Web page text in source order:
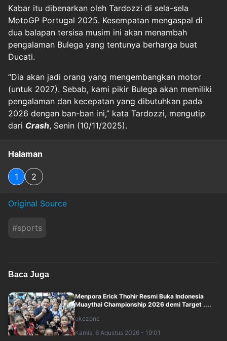
Kabar itu dibenarkan oleh Tardozzi di sela-sela
MotoGP Portugal 2025. Kesempatan mengaspal di
dua balapan tersisa musim ini akan menambah
pengalaman Bulega yang tentunya berharga buat
Ducati.
“Dia akan jadi orang yang mengembangkan motor
(untuk 2027). Sebab, kami pikir Bulega akan memiliki
pengalaman dan kecepatan yang dibutuhkan pada
2026 dengan ban-ban ini,” kata Tardozzi, mengutip
dari Crash, Senin (10/11/2025).
Halaman
1 2
Original Source
#sports
Baca Juga
Menpora Erick Thohir Resmi Buka Indonesia
Muaythai Championship 2026 demi Target ....
okezone
Kamis, 6 Agustus 2026 - 19:01